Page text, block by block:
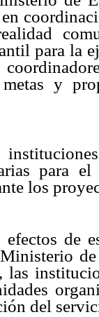
para la
metas y
para
los
de
las
del